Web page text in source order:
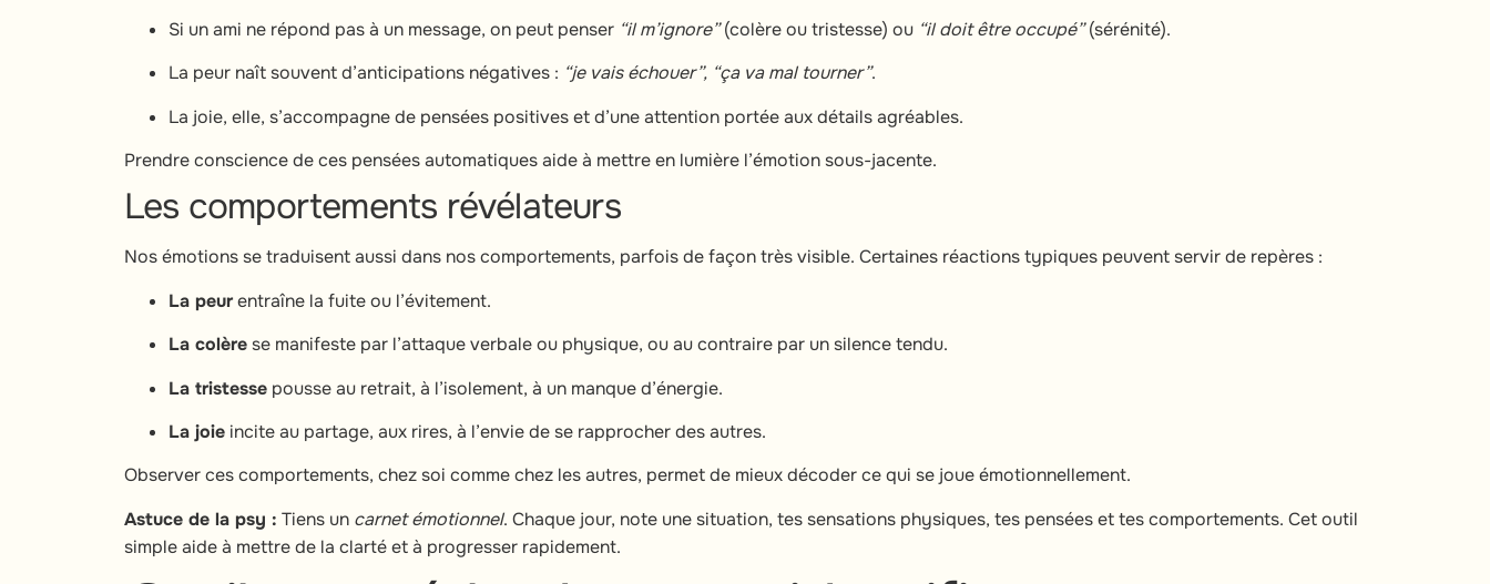
Si un ami ne répond pas à un message, on peut penser “il m’ignore”(colère ou tristesse) ou “il doit être occupé”(sérénité).
La peur naît souvent d’anticipations négatives : “je vais échouer”, “ça va mal tourner”.
La joie, elle, s’accompagne de pensées positives et d’une attention portée aux détails agréables.
Prendre conscience de ces pensées automatiques aide à mettre en lumière l’émotion sous-jacente.
Les comportements révélateurs
Nos émotions se traduisent aussi dans nos comportements, parfois de façon très visible. Certaines réactions typiques peuvent servir de repères :
La peurentraîne la fuite ou l’évitement.
La colère se manifeste par l’attaque verbale ou physique, ou au contraire par un silence tendu.
La tristesse pousse au retrait, à l’isolement, à un manque d’énergie.
La joie incite au partage, aux rires, à l’envie de se rapprocher des autres.
Observer ces comportements, chez soi comme chez les autres, permet de mieux décoder ce qui se joue émotionnellement.
Astuce de la psy : Tiens un carnet émotionnel. Chaque jour, note une situation, tes sensations physiques, tes pensées et tes comportements. Cet outil
simple aide à mettre de la clarté et à progresser rapidement.